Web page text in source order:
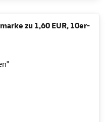
zu 1,60 EUR, 10er-